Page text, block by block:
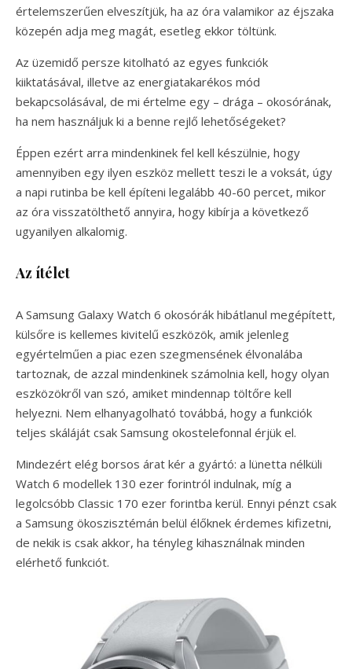
értelemszerűen elveszítjük, ha az óra valamikor az éjszaka
közepén adja meg magát, esetleg ekkor töltünk.
Az üzemidő persze kitolható az egyes funkciók
kiiktatásával, illetve az energiatakarékos mód
bekapcsolásával, de mi értelme egy – drága – okosórának,
ha nem használjuk ki a benne rejlő lehetőségeket?
Éppen ezért arra mindenkinek fel kell készülnie, hogy
amennyiben egy ilyen eszköz mellett teszi le a voksát, úgy
a napi rutinba be kell építeni legalább 40-60 percet, mikor
az óra visszatölthető annyira, hogy kibírja a következő
ugyanilyen alkalomig.
Az ítélet
A Samsung Galaxy Watch 6 okosórák hibátlanul megépített,
külsőre is kellemes kivitelű eszközök, amik jelenleg
egyértelműen a piac ezen szegmensének élvonalába
tartoznak, de azzal mindenkinek számolnia kell, hogy olyan
eszközökről van szó, amiket mindennap töltőre kell
helyezni. Nem elhanyagolható továbbá, hogy a funkciók
teljes skáláját csak Samsung okostelefonnal érjük el.
Mindezért elég borsos árat kér a gyártó: a lünetta nélküli
Watch 6 modellek 130 ezer forintról indulnak, míg a
legolcsóbb Classic 170 ezer forintba kerül. Ennyi pénzt csak
a Samsung ökoszisztémán belül élőknek érdemes kifizetni,
de nekik is csak akkor, ha tényleg kihasználnak minden
elérhető funkciót.